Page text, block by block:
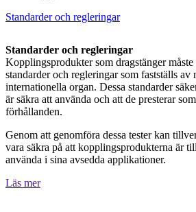
Standarder och regleringar
Standarder och regleringar
Kopplingsprodukter som dragstänger
standarder och regleringar som fastställs av
internationella organ. Dessa standarder
är säkra att använda och att de presterar
förhållanden.
Genom att genomföra dessa tester kan
vara säkra på att kopplingsprodukterna är
använda i sina avsedda applikationer.
Läs mer